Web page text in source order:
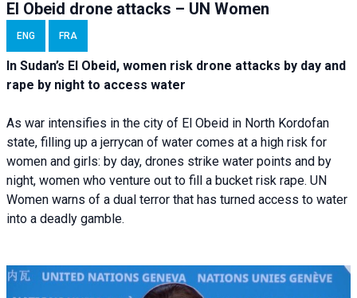
El Obeid drone attacks – UN Women
ENG FRA
In Sudan’s El Obeid, women risk drone attacks by day and
rape by night to access water
As war intensifies in the city of El Obeid in North Kordofan
state, filling up a jerrycan of water comes at a high risk for
women and girls: by day, drones strike water points and by
night, women who venture out to fill a bucket risk rape. UN
Women warns of a dual terror that has turned access to water
into a deadly gamble.